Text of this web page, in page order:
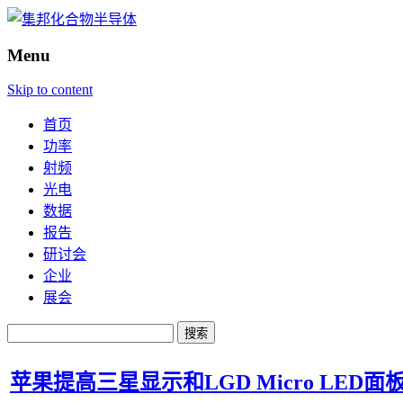
Menu
Skip to content
首页
功率
射频
光电
数据
报告
研讨会
企业
展会
苹果提高三星显示和LGD Micro LED面